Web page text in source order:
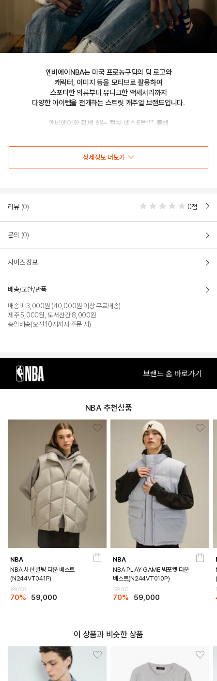
엔비에이NBA는 미국 프로농구팀의 팀 로고와
캐릭터, 이미지 등을 모티브로 활용하여
스포티한 의류부터 유니크한 액세서리까지
다양한 아이템을 전개하는 스트릿 캐주얼 브랜드입니다.
엔비에이와 함께 하는 컬쳐 페스티벌을 통해
새롭게 선보이는 NBA만의 classic 라인
세탁기 사용이 가능한 워셔블 스웨터로 실용성을 높임
루즈 핏(LOOSE FIT)
자연스럽고 편안한 루즈핏
- 세탁기 사용이 가능한 실용적인 워셔블 스웨터
- HWC의 시그니쳐 라벨과 손목 자수 디테일이 포인트
NAVY IVORY
PRODUCT VIEW
상세정보 더보기
리뷰 (0) 0점
문의 (0)
사이즈 정보
배송/교환/반품
배송비 3,000원 (40,000원 이상 무료배송)
제주 5,000원, 도서산간 8,000원
총알배송(오전 10시까지 주문 시)
NBA 추천상품
NBA
NBA 사선 퀼팅 다운 베스트
(N244VT041P)
199,000
70% 59,000
NBA
NBA PLAY GAME 빅포켓 다운
베스트(N244VT010P)
199,000
70% 59,000
이 상품과 비슷한 상품